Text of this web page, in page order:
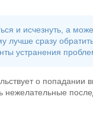
и исчезнуть, а
лучше сразу
устранения
о попадании